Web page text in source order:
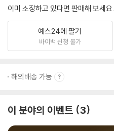
이미 소장하고 있다면 판매해 보세요.
예스24에 팔기
바이백 신청 불가
해외배송 가능
이 분야의 이벤트 3